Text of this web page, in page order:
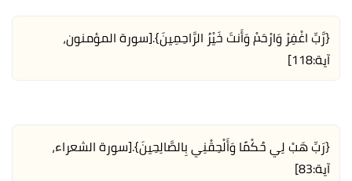
{رَّبِّ اغْفِرْ وَارْحَمْ وَأَنتَ خَيْرُ الرَّاحِمِينَ}.[سورة المؤمنون،
آية:118]
{رَبِّ هَبْ لِي حُكْمًا وَأَلْحِقْنِي بِالصَّالِحِينَ}.[سورة الشعراء،
آية:83]